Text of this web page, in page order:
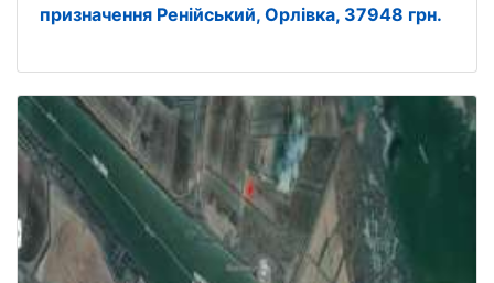
призначення Ренійський, Орлівка, 37948 грн.